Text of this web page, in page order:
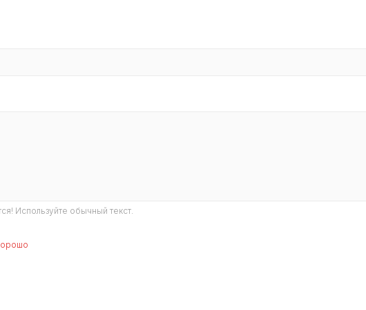
Используйте обычный текст.